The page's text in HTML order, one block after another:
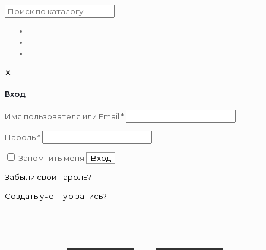
✕
Вход
Имя пользователя или Email *Обязательно
Пароль*Обязательно
Запомнить меня
Вход
Забыли свой пароль?
Создать учётную запись?